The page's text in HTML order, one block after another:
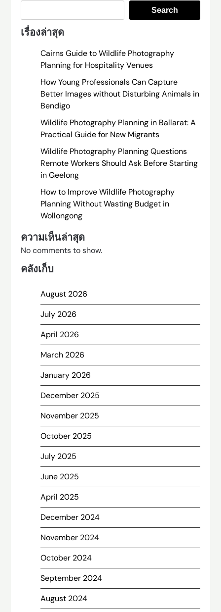
Search
เรื่องล่าสุด
Cairns Guide to Wildlife Photography
Planning for Hospitality Venues
How Young Professionals Can Capture
Better Images without Disturbing Animals in
Bendigo
Wildlife Photography Planning in Ballarat: A
Practical Guide for New Migrants
Wildlife Photography Planning Questions
Remote Workers Should Ask Before Starting
in Geelong
How to Improve Wildlife Photography
Planning Without Wasting Budget in
Wollongong
ความเห็นล่าสุด
No comments to show.
คลังเก็บ
August 2026
July 2026
April 2026
March 2026
January 2026
December 2025
November 2025
October 2025
July 2025
June 2025
April 2025
December 2024
November 2024
October 2024
September 2024
August 2024